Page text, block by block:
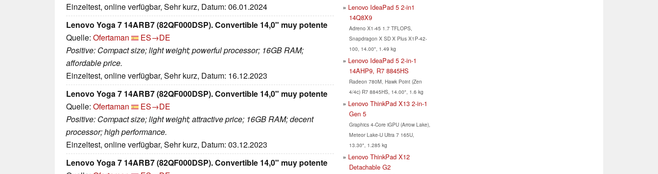
Einzeltest, online verfügbar, Sehr kurz, Datum: 06.01.2024
Lenovo Yoga 7 14ARB7 (82QF000DSP). Convertible 14,0" muy potente
Quelle: Ofertaman
ES→DE
Positive: Compact size; light weight; powerful processor; 16GB RAM;
affordable price.
Einzeltest, online verfügbar, Sehr kurz, Datum: 16.12.2023
Lenovo Yoga 7 14ARB7 (82QF000DSP). Convertible 14,0" muy potente
Quelle: Ofertaman
ES→DE
Positive: Compact size; light weight; attractive price; 16GB RAM; decent
processor; high performance.
Einzeltest, online verfügbar, Sehr kurz, Datum: 03.12.2023
Lenovo Yoga 7 14ARB7 (82QF000DSP). Convertible 14,0" muy potente
Lenovo IdeaPad 5 2-in1
14Q8X9
Adreno X1-45 1.7 TFLOPS,
Snapdragon X SD X Plus X1P-42-
100, 14.00", 1.49 kg
Lenovo IdeaPad 5 2-in-1
14AHP9, R7 8845HS
Radeon 780M, Hawk Point (Zen
4/4c) R7 8845HS, 14.00", 1.6 kg
Lenovo ThinkPad X13 2-in-1
Gen 5
Graphics 4-Core iGPU (Arrow Lake),
Meteor Lake-U Ultra 7 165U,
13.30", 1.285 kg
Lenovo ThinkPad X12
Detachable G2